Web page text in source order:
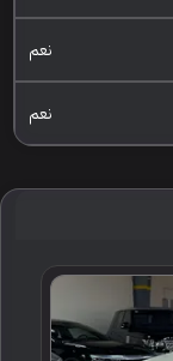
نعم
نعم